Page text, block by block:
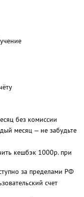
без комиссии
месяц — не забудьте
кешбэк 1000р. при
за пределами РФ
счет